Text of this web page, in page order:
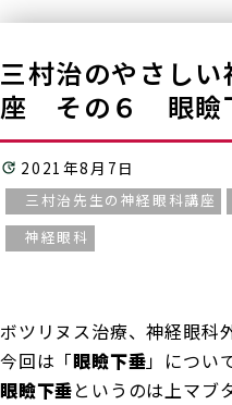
三村治のやさし
座 その６ 眼瞼
2021年8月7日
三村治先生の神経眼科講座
神経眼科
ボツリヌス治療、神経眼科
今回は「眼瞼下垂」につい
眼瞼下垂というのは上マブ